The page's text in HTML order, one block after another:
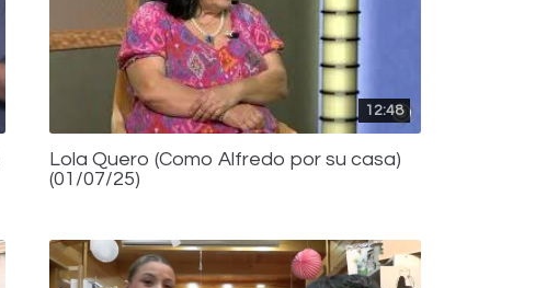
12:48
Lola Quero (Como Alfredo por su casa)
(01/07/25)